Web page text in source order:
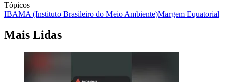
Tópicos
IBAMA (Instituto Brasileiro do Meio Ambiente)Margem Equatorial
Mais Lidas